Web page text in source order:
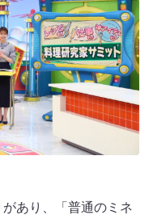
あり、「普通のミネ